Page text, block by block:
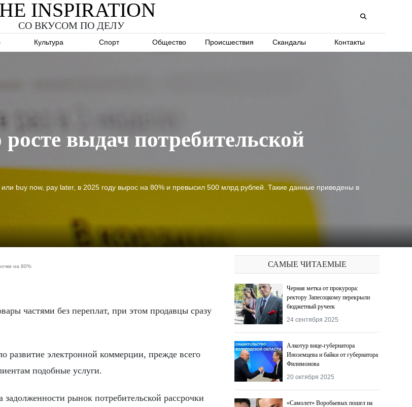
INSPIRATION
СО ВКУСОМ ПО ДЕЛУ
Культура Спорт Общество Происшествия Скандалы Контакты
выдач потребительской
buy now, pay later, в 2025 году вырос на 80% и превысил 500 млрд рублей. Такие данные приведены в
на 80%
развитие электронной коммерции, прежде всего
подобные услуги.
рынок потребительской рассрочки
САМЫЕ ЧИТАЕМЫЕ
Черная метка от прокурора:
ректору Запесоцкому перекрыли
бюджетный ручеек
24 сентября 2025
Алкотур вице-губернатора
Иноземцева и байки от губернатора
Филимонова
20 октября 2025
«Самолет» Воробьевых пошел на